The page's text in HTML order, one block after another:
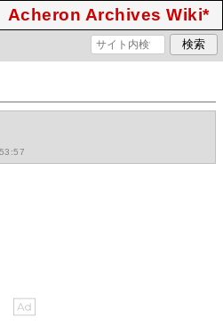
Acheron Archives Wiki*